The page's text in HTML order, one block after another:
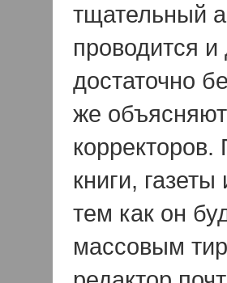
тщательный
проводится
достаточно
же
корректоров.
книги,
тем как он
массовым